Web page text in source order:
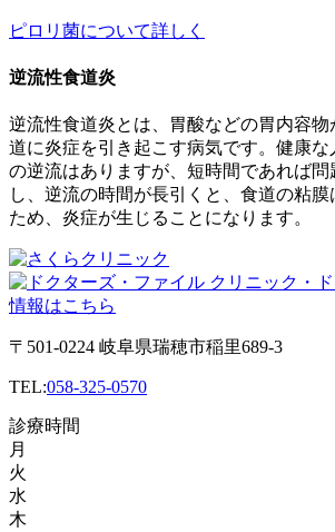
ピロリ菌について詳しく
逆流性食道炎
逆流性食道炎とは、胃酸などの胃内容
道に炎症を引き起こす病気です。健康
の逆流はありますが、短時間であれば
し、逆流の時間が長引くと、食道の粘
ため、炎症が生じることになります。
〒501-0224 岐阜県瑞穂市稲里689-3
TEL:058-325-0570
診療時間
月
火
水
木